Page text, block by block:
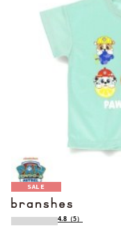
SALE
4.8 （5）